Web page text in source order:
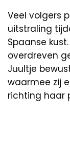
Veel volgers
uitstraling
Spaanse
overdreven
Juultje
waarmee zij
richting haar